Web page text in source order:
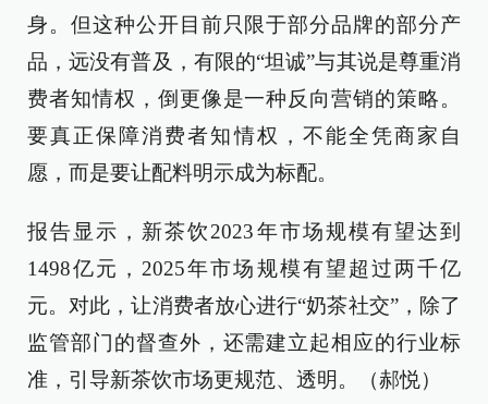
身。但这种公开目前只限于部分品牌的部分产
品，远没有普及，有限的“坦诚”与其说是尊重消
费者知情权，倒更像是一种反向营销的策略。
要真正保障消费者知情权，不能全凭商家自
愿，而是要让配料明示成为标配。
报告显示，新茶饮2023年市场规模有望达到
1498亿元，2025年市场规模有望超过两千亿
元。对此，让消费者放心进行“奶茶社交”，除了
监管部门的督查外，还需建立起相应的行业标
准，引导新茶饮市场更规范、透明。（郝悦）